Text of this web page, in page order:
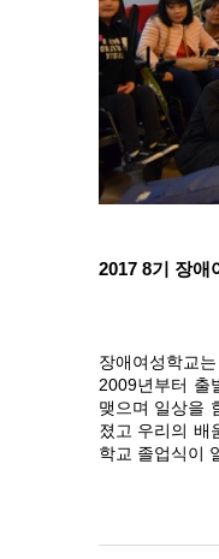
2017 8기 장애
장애여성학교
2009년부터 출
맺으며 일상을
졌고 우리의 배
학교 졸업식이